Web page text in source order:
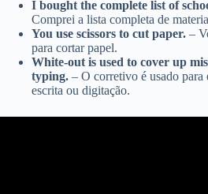
I bought the complete list of
Comprei a lista completa de
You use scissors to cut paper. –
para cortar papel.
White-out is used to cover up
typing. – O corretivo é usado para
escrita ou digitação.